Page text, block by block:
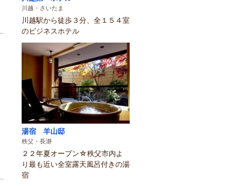
川越・さいたま
川越駅から徒歩３分、全１５４室
のビジネスホテル
湯宿 羊山邸
秩父・長瀞
２２年夏オープン☆秩父市内よ
り最も近い全室露天風呂付きの湯
宿